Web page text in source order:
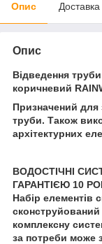
Опис Доставка
Опис
Відведення
коричневий
Призначений для
труби. Також
архітектурних
ВОДОСТІЧНІ
ГАРАНТІЄЮ 10
Набір елементів
комплексну
за потреби може